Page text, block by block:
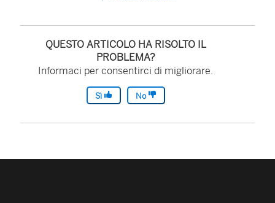
QUESTO ARTICOLO HA RISOLTO IL
PROBLEMA?
Informaci per consentirci di migliorare.
Sì No